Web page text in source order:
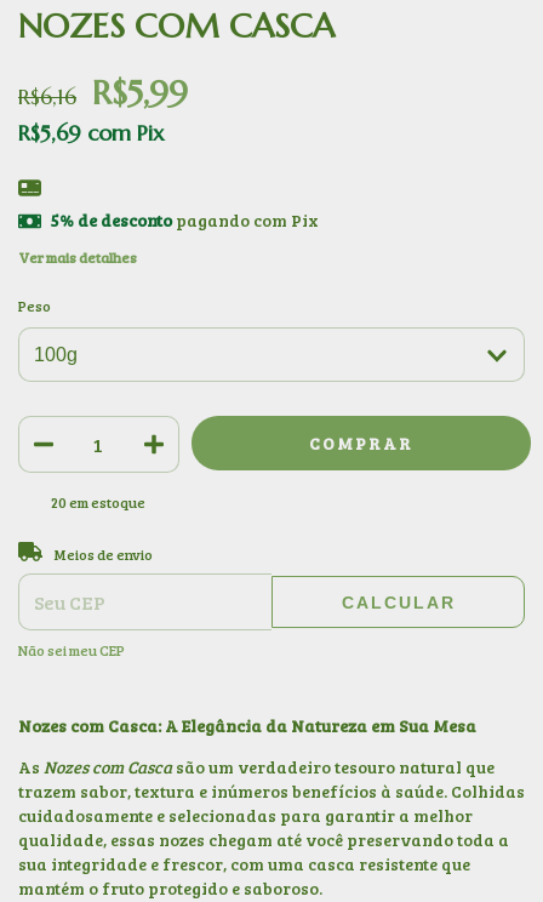
NOZES COM CASCA
R$6,16 R$5,99
R$5,69 com Pix
5% de descontopagando com Pix
Ver mais detalhes
Peso
20em estoque
Entregas para o CEP:
Meios de envio
CALCULAR
Não sei meu CEP
Nozes com Casca: A Elegância da Natureza em Sua Mesa
As Nozes com Cascasão um verdadeiro tesouro natural que
trazem sabor, textura e inúmeros benefícios à saúde. Colhidas
cuidadosamente e selecionadas para garantir a melhor
qualidade, essas nozes chegam até você preservando toda a
sua integridade e frescor, com uma casca resistente que
mantém o fruto protegido e saboroso.